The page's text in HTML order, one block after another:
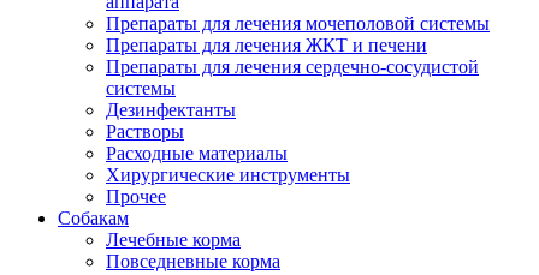
Препараты для лечения мочеполовой системы
Препараты для лечения ЖКТ и печени
Препараты для лечения сердечно-сосудистой
системы
Дезинфектанты
Растворы
Расходные материалы
Хирургические инструменты
Прочее
Собакам
Лечебные корма
Повседневные корма